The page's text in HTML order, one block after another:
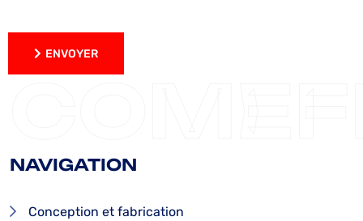
ENVOYER
NAVIGATION
Conception et fabrication